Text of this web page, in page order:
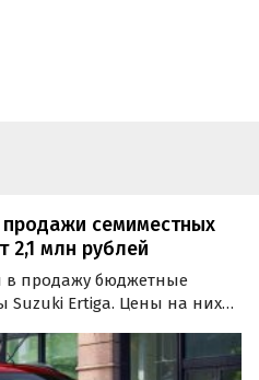
семиместных
2,1 млн рублей
в продажу бюджетные
Suzuki Ertiga. Цены на них
дня». За эти
«частник» из Самары.